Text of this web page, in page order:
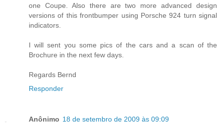
one Coupe. Also there are two more advanced design
versions of this frontbumper using Porsche 924 turn signal
indicators.
I will sent you some pics of the cars and a scan of the
Brochure in the next few days.
Regards Bernd
Responder
Anônimo 18 de setembro de 2009 às 09:09